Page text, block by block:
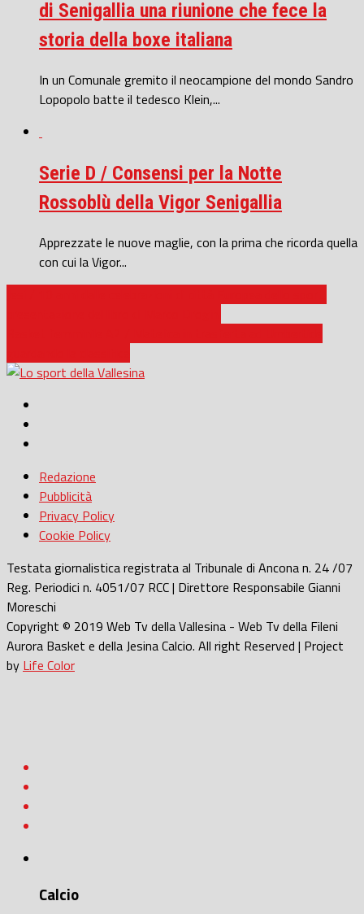
di Senigallia una riunione che fece la
storia della boxe italiana
In un Comunale gremito il neocampione del mondo Sandro
Lopopolo batte il tedesco Klein,...
Serie D / Consensi per la Notte
Rossoblù della Vigor Senigallia
Apprezzate le nuove maglie, con la prima che ricorda quella
con cui la Vigor...
Redazione
Pubblicità
Privacy Policy
Cookie Policy
Testata giornalistica registrata al Tribunale di Ancona n. 24 /07
Reg. Periodici n. 4051/07 RCC | Direttore Responsabile Gianni
Moreschi
Copyright © 2019 Web Tv della Vallesina - Web Tv della Fileni
Aurora Basket e della Jesina Calcio. All right Reserved | Project
by Life Color
Calcio